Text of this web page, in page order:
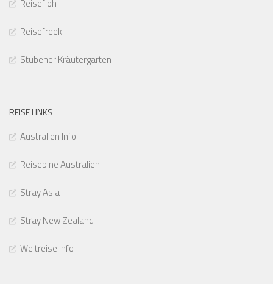
Reisefloh
Reisefreek
Stübener Kräutergarten
REISE LINKS
Australien Info
Reisebine Australien
Stray Asia
Stray New Zealand
Weltreise Info